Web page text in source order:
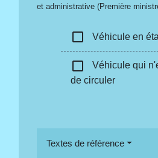
et administrative (Première
check_box_outline_blank Véhicule en
check_box_outline_blank
Véhicule qui
de circuler
Textes de référence